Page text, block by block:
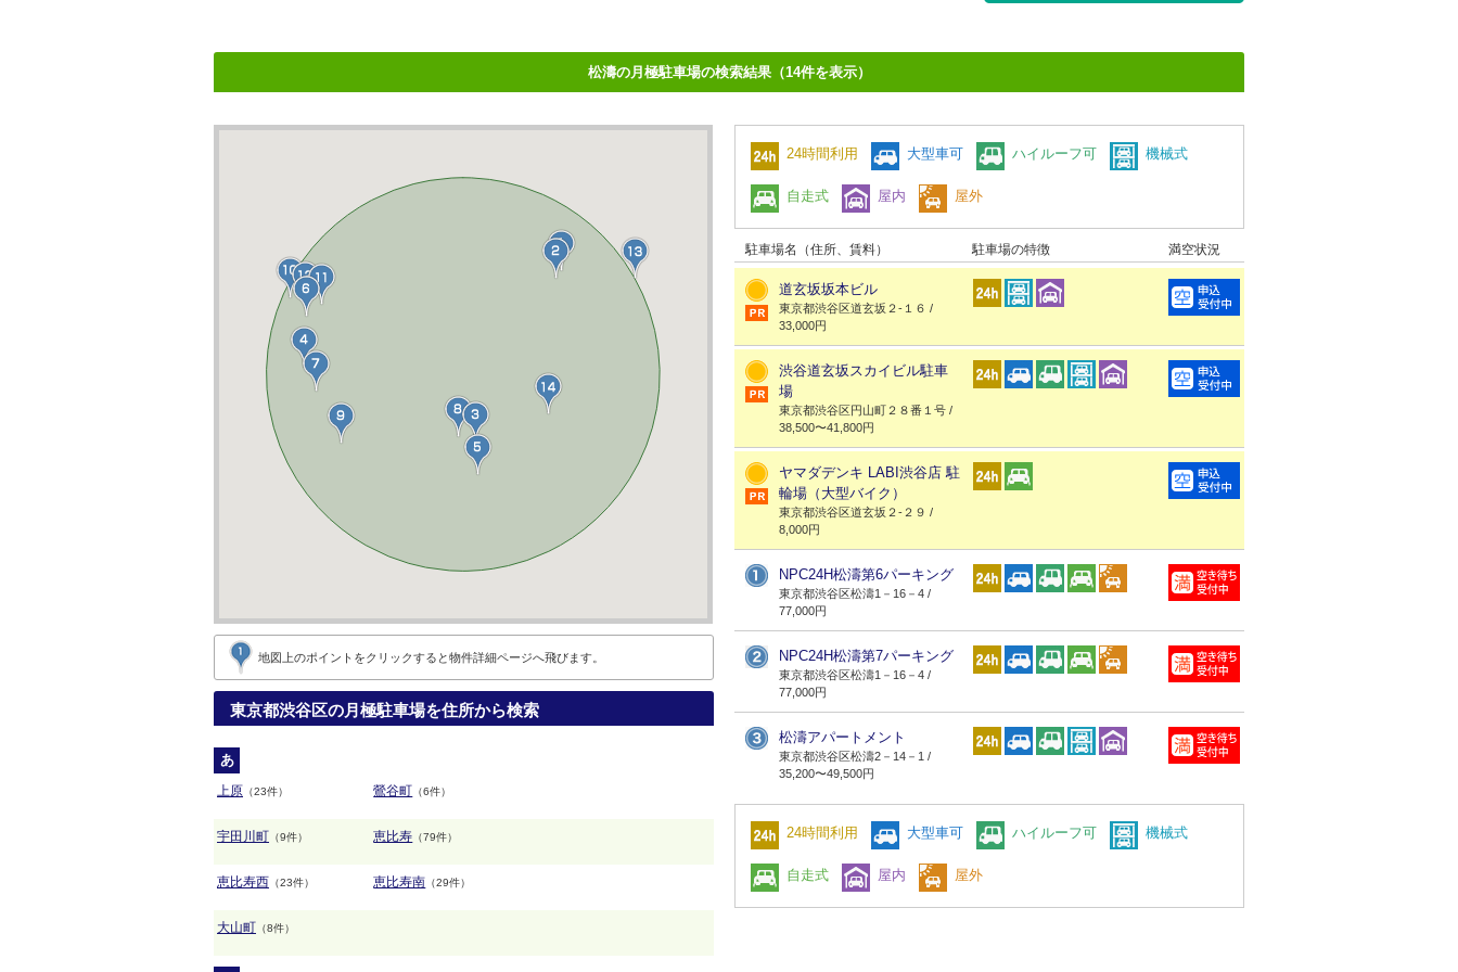
松濤の月極駐車場の検索結果（14件を表示）
地図上のポイントをクリックすると物件詳細ページへ飛びます。
東京都渋谷区の月極駐車場を住所から検索
あ
上原 （23件） 鶯谷町 （6件）
宇田川町 （9件） 恵比寿 （79件）
恵比寿西 （23件） 恵比寿南 （29件）
大山町 （8件）
24時間利用 大型車可 ハイルーフ可 機械式
自走式 屋内 屋外
駐車場名（住所、賃料） 駐車場の特徴 満空状況
道玄坂坂本ビル
東京都渋谷区道玄坂２-１６ /
33,000円
渋谷道玄坂スカイビル駐車
場
東京都渋谷区円山町２８番１号 /
38,500〜41,800円
ヤマダデンキ LABI渋谷店 駐
輪場（大型バイク）
東京都渋谷区道玄坂２-２９ /
8,000円
NPC24H松濤第6パーキング
東京都渋谷区松濤1－16－4 /
77,000円
NPC24H松濤第7パーキング
東京都渋谷区松濤1－16－4 /
77,000円
松濤アパートメント
東京都渋谷区松濤2－14－1 /
35,200〜49,500円
メインステージ松涛駐車場
東京都渋谷区松涛2－21－2 /
24時間利用 大型車可 ハイルーフ可 機械式
自走式 屋内 屋外